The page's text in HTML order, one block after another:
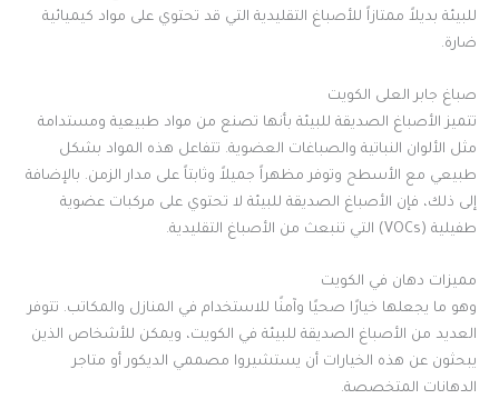
للبيئة بديلاً ممتازاً للأصباغ التقليدية التي قد تحتوي على مواد كيميائية
ضارة.
صباغ جابر العلى الكويت
تتميز الأصباغ الصديقة للبيئة بأنها تصنع من مواد طبيعية ومستدامة
مثل الألوان النباتية والصباغات العضوية. تتفاعل هذه المواد بشكل
طبيعي مع الأسطح وتوفر مظهراً جميلاً وثابتاً على مدار الزمن. بالإضافة
إلى ذلك، فإن الأصباغ الصديقة للبيئة لا تحتوي على مركبات عضوية
طفيلية (VOCs) التي تنبعث من الأصباغ التقليدية.
مميزات دهان في الكويت
وهو ما يجعلها خيارًا صحيًا وآمنًا للاستخدام في المنازل والمكاتب. تتوفر
العديد من الأصباغ الصديقة للبيئة في الكويت، ويمكن للأشخاص الذين
يبحثون عن هذه الخيارات أن يستشيروا مصممي الديكور أو متاجر
الدهانات المتخصصة.